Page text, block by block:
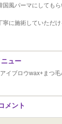
国風パーマにしても
寧に施術していただ
ュー
アイブロウwax+まつ
メント